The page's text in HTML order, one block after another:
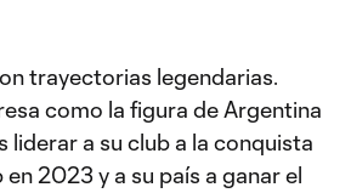
trayectorias legendarias.
como la figura de Argentina
liderar a su club a la conquista
2023 y a su país a ganar el